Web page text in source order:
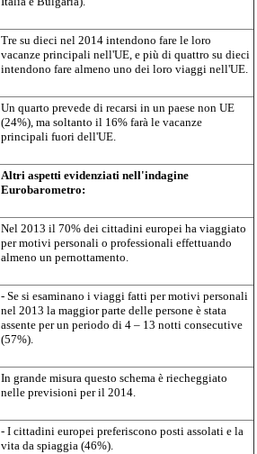
Tre su dieci nel 2014 intendono fare le loro
vacanze principali nell'UE, e più di quattro su dieci
intendono fare almeno uno dei loro viaggi nell'UE.
Un quarto prevede di recarsi in un paese non UE
(24%), ma soltanto il 16% farà le vacanze
principali fuori dell'UE.
Altri aspetti evidenziati nell'indagine
Eurobarometro:
Nel 2013 il 70% dei cittadini europei ha viaggiato
per motivi personali o professionali effettuando
almeno un pernottamento.
- Se si esaminano i viaggi fatti per motivi personali
nel 2013 la maggior parte delle persone è stata
assente per un periodo di 4 – 13 notti consecutive
(57%).
In grande misura questo schema è riecheggiato
nelle previsioni per il 2014.
- I cittadini europei preferiscono posti assolati e la
vita da spiaggia (46%).